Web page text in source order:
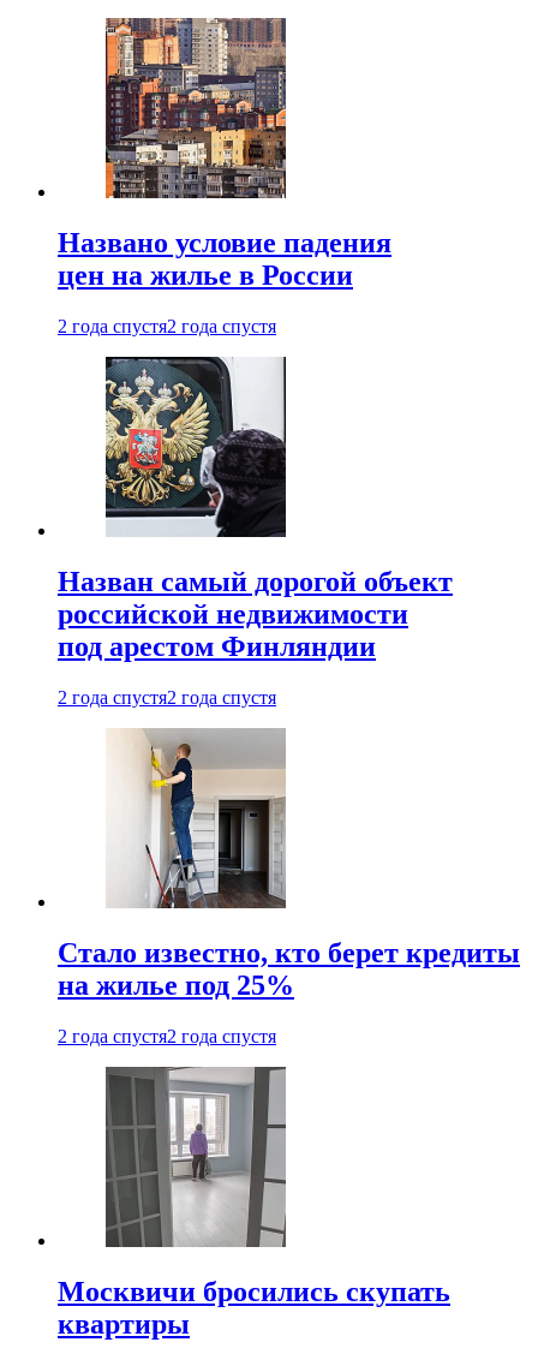
Названо условие падения
цен на жилье в России
2 года спустя2 года спустя
Назван самый дорогой объект
российской недвижимости
под арестом Финляндии
2 года спустя2 года спустя
Стало известно, кто берет кредиты
на жилье под 25%
2 года спустя2 года спустя
Москвичи бросились скупать
квартиры